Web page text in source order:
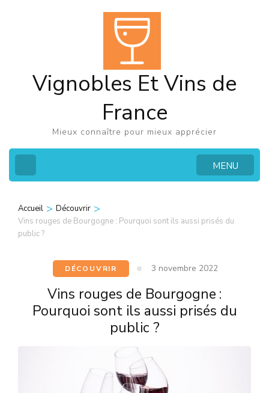
Entrée)Vignobles Et Vins de
France
Mieux connaître pour mieux apprécier
MENU
Accueil > Découvrir >
Vins rouges de Bourgogne : Pourquoi sont ils aussi prisés du
public ?
DÉCOUVRIR 3 novembre 2022
Vins rouges de Bourgogne :
Pourquoi sont ils aussi prisés du
public ?